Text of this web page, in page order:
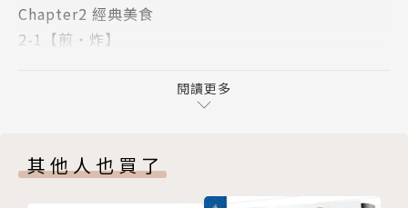
本書特色
本書參考台灣旅遊業業者介紹景點的方式，從歷史、地
特色二：在地美食、傳統文物、伴手禮，鋪排一場史上
Chapter2 經典美食
2-1【煎‧炸】
Chapter 3 傳統工藝
閱讀更多
其他人也買了